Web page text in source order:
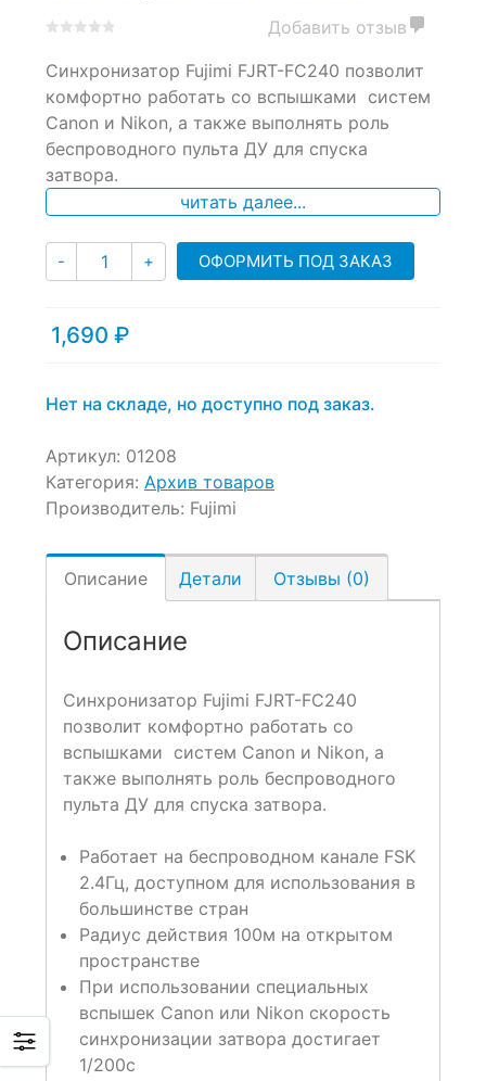
out
on
customer
ratings
Добавить отзыв
Синхронизатор Fujimi FJRT-FC240 позволит
комфортно работать со вспышками систем
Canon и Nikon, а также выполнять роль
беспроводного пульта ДУ для спуска
затвора.
читать далее...
- Количество
+ ОФОРМИТЬ ПОД ЗАКАЗ
1,690 ₽
Нет на складе, но доступно под заказ.
Артикул: 01208
Категория: Архив товаров
Производитель: Fujimi
Описание Детали Отзывы (0)
Описание
Синхронизатор Fujimi FJRT-FC240
позволит комфортно работать со
вспышками систем Canon и Nikon, а
также выполнять роль беспроводного
пульта ДУ для спуска затвора.
Работает на беспроводном канале FSK
2.4Гц, доступном для использования в
большинстве стран
Радиус действия 100м на открытом
пространстве
При использовании специальных
вспышек Canon или Nikon скорость
синхронизации затвора достигает
1/200с